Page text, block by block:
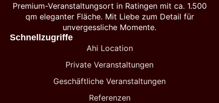
Premium-Veranstaltungsort in Ratingen mit ca. 1.500
qm eleganter Fläche. Mit Liebe zum Detail für
unvergessliche Momente.
Schnellzugriffe
Ahi Location
Private Veranstaltungen
Geschäftliche Veranstaltungen
Referenzen